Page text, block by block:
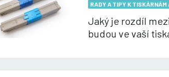
RADY A TIPY K TISKÁRNÁM
Jaký je rozdíl
budou ve vaší